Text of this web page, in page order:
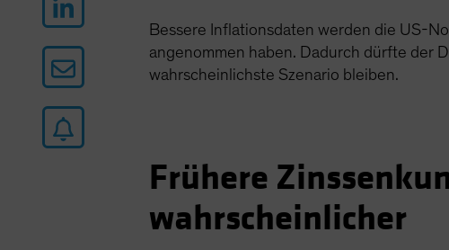
Bessere Inflationsdaten werden die US-
angenommen haben. Dadurch dürfte der
wahrscheinlichste Szenario bleiben.
Frühere
wahrscheinlicher